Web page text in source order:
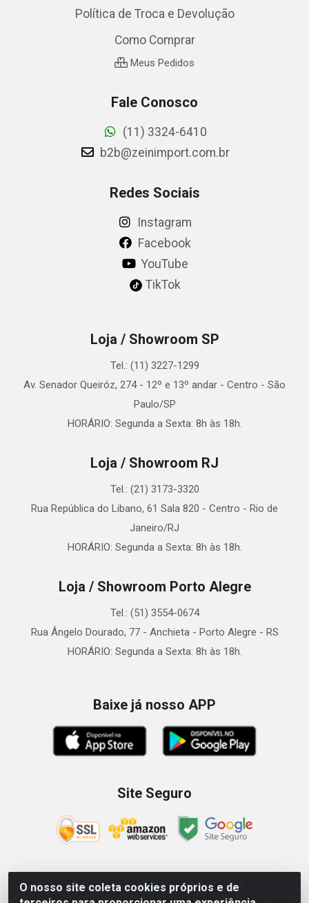
O nosso site coleta cookies próprios e de
Política de Troca e Devolução
Como Comprar
Meus Pedidos
Fale Conosco
(11) 3324-6410
b2b@zeinimport.com.br
Redes Sociais
Instagram
Facebook
YouTube
TikTok
Loja / Showroom SP
Tel.: (11) 3227-1299
Av. Senador Queiróz, 274 - 12º e 13º andar - Centro - São
Paulo/SP
HORÁRIO: Segunda a Sexta: 8h às 18h.
Loja / Showroom RJ
Tel.: (21) 3173-3320
Rua República do Libano, 61 Sala 820 - Centro - Rio de
Janeiro/RJ
HORÁRIO: Segunda a Sexta: 8h às 18h.
Loja / Showroom Porto Alegre
Tel.: (51) 3554-0674
Rua Ângelo Dourado, 77 - Anchieta - Porto Alegre - RS
HORÁRIO: Segunda a Sexta: 8h às 18h.
Baixe já nosso APP
Site Seguro
Zein Importação e Comércio LTDA - Av. Senador Queiróz, 274